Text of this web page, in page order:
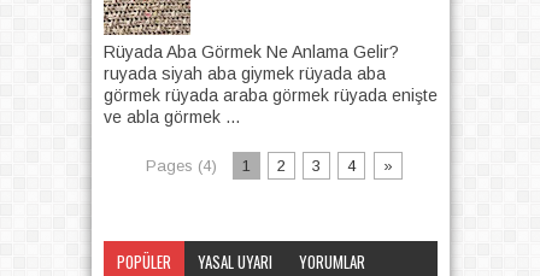
Rüyada Aba Görmek Ne Anlama Gelir?
ruyada siyah aba giymek rüyada aba
görmek rüyada araba görmek rüyada enişte
ve abla görmek ...
Pages (4) 1 2 3 4 »
POPÜLER YASAL UYARI
YORUMLAR